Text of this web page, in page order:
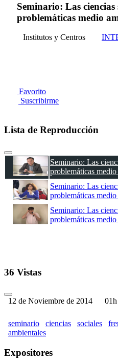
Seminario: Las ciencias
problemáticas medio
Institutos y Centros
Favorito
Suscribirme
Lista de Reproducción
Seminario: Las
problemáticas
Seminario: Las
problemáticas
Seminario: Las
problemáticas
36 Vistas
12 de Noviembre de 2014
seminario ciencias sociales
ambientales
Expositores